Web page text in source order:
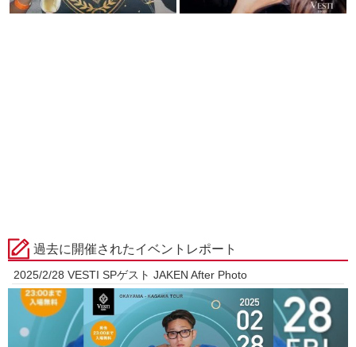
過去に開催されたイベントレポート
2025/2/28 VESTI SPゲスト JAKEN After Photo